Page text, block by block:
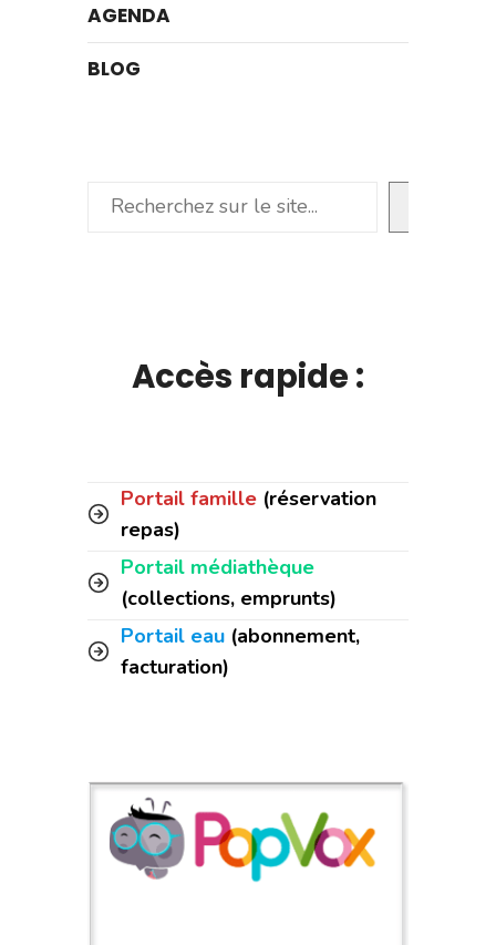
AGENDA
BLOG
Rechercher
Accès rapide :
Portail famille (réservation
repas)
Portail médiathèque
(collections, emprunts)
Portail eau (abonnement,
facturation)